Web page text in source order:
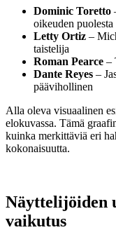
Dominic Toretto
oikeuden puolesta
Letty Ortiz –
taistelija
Roman Pearce –
Dante Reyes –
päävihollinen
Alla oleva visuaalinen
elokuvassa. Tämä
kuinka merkittäviä eri
kokonaisuutta.
Näyttelijöiden
vaikutus